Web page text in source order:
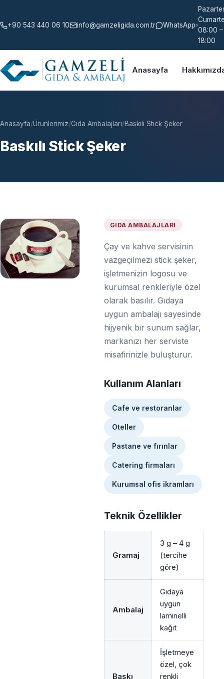
+90 543 440 06 10 info@gamzeligida.com.tr WhatsApp
08:00 –
18:00
Anasayfa
Anasayfa/Ürünlerimiz/Gıda Ambalajları/Baskılı Stick Şeker
Baskılı Stick Şeker
GIDA AMBALAJLARI
Çay ve kahve servisinin
vazgeçilmezi stick şeker,
işletmenizin logosu ve
kurumsal renkleriyle özel
olarak basılır. Gıdaya
uygun ambalajı sayesinde
hijyenik bir sunum sağlar,
markanızı her serviste
misafirinizle buluşturur.
Kullanım Alanları
Cafe ve restoranlar
Oteller
Pastane ve fırınlar
Catering firmaları
Kurumsal ofis ikramları
Teknik Özellikler
Gramaj
3 g – 4 g
(tercihe
göre)
Ambalaj
Gıdaya
uygun
laminelli
kağıt
Baskı
İşletmeye
özel, çok
renkli